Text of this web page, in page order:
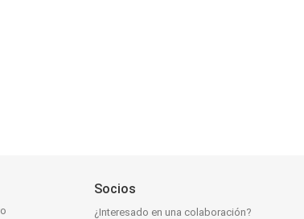
Socios
¿Interesado en una colaboración?